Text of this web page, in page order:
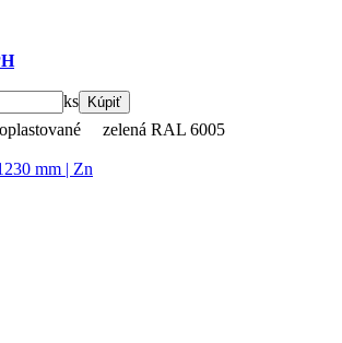
ks
Kúpiť
zelená RAL 6005
mm | Zn